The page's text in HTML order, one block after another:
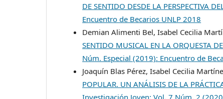
DE SENTIDO DESDE LA PERSPECTIVA
Encuentro de Becarios UNLP 2018
Demian Alimenti Bel, Isabel Cecilia
SENTIDO MUSICAL EN LA ORQUESTA
Núm. Especial (2019): Encuentro de
Joaquín Blas Pérez, Isabel Cecilia
POPULAR. UN ANÁLISIS DE LA
Investigación Joven: Vol. 7 Núm. 2